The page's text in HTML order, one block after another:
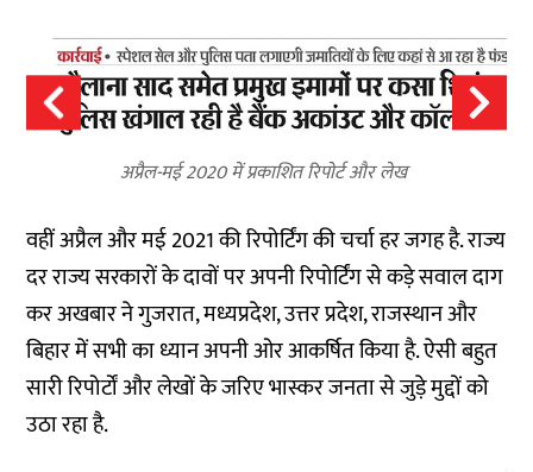
अप्रैल-मई 2020 में प्रकाशित रिपोर्ट और लेख
वहीं अप्रैल और मई 2021 की रिपोर्टिंग की चर्चा हर जगह है. राज्य
दर राज्य सरकारों के दावों पर अपनी रिपोर्टिंग से कड़े सवाल दाग
कर अखबार ने गुजरात, मध्यप्रदेश, उत्तर प्रदेश, राजस्थान और
बिहार में सभी का ध्यान अपनी ओर आकर्षित किया है. ऐसी बहुत
सारी रिपोर्टों और लेखों के जरिए भास्कर जनता से जुड़े मुद्दों को
उठा रहा है.